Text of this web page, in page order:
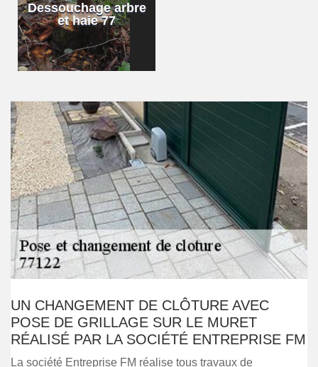
Dessouchage arbre
et haie 77
UN CHANGEMENT DE CLÔTURE AVEC
POSE DE GRILLAGE SUR LE MURET
RÉALISÉ PAR LA SOCIÉTÉ ENTREPRISE FM
La société Entreprise FM réalise tous travaux de